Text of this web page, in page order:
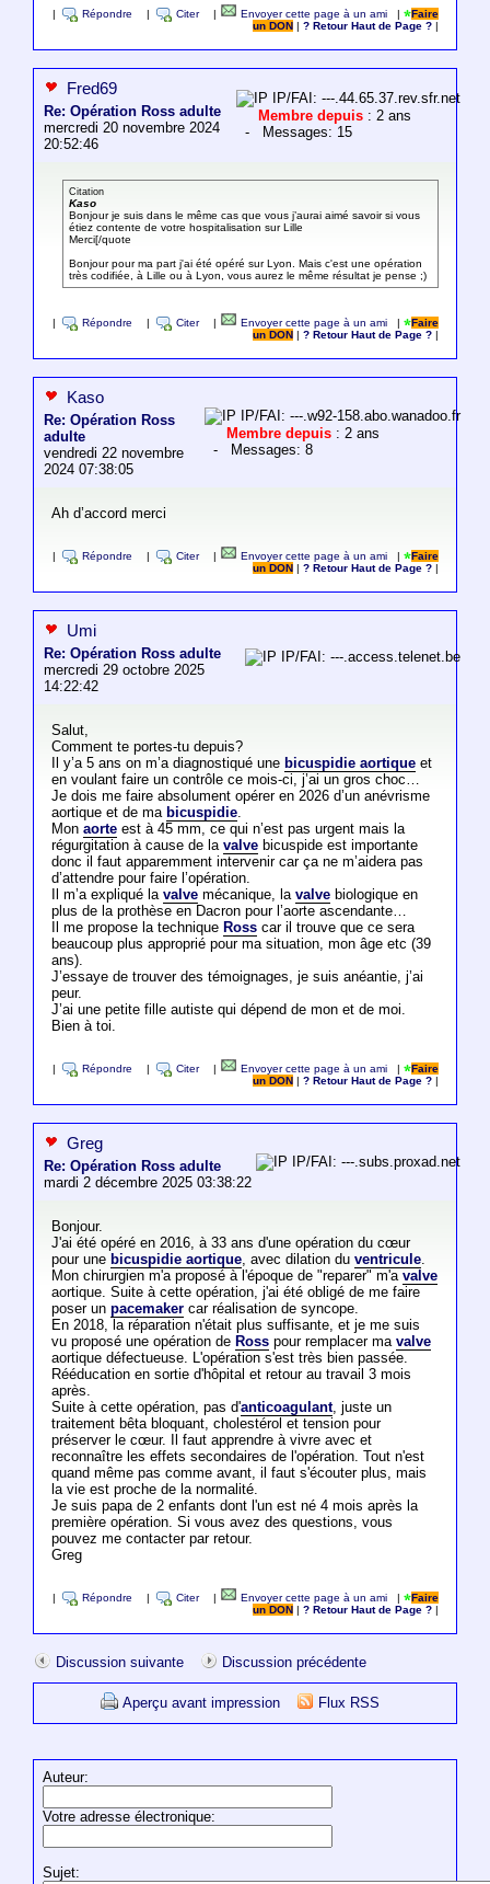
Répondre Citer Envoyer cette page à un ami |
Faire
un DON
|? Retour Haut de Page ?
Fred69
Re: Opération Ross adulte
mercredi 20 novembre 2024
20:52:46
IP/FAI: ---.44.65.37.rev.sfr.net
Membre depuis : 2 ans
- Messages: 15
Citation
Kaso
Bonjour je suis dans le même cas que vous j’aurai aimé savoir si vous
étiez contente de votre hospitalisation sur Lille
Merci[/quote
Bonjour pour ma part j'ai été opéré sur Lyon. Mais c'est une opération
très codifiée, à Lille ou à Lyon, vous aurez le même résultat je pense ;)
Répondre Citer Envoyer cette page à un ami |
Faire
un DON
|? Retour Haut de Page ?
Kaso
Re: Opération Ross
adulte
vendredi 22 novembre
2024 07:38:05
IP/FAI: ---.w92-158.abo.wanadoo.fr
Membre depuis : 2 ans
- Messages: 8
Ah d’accord merci
Répondre Citer Envoyer cette page à un ami |
Faire
un DON
|? Retour Haut de Page ?
Umi
Re: Opération Ross adulte
mercredi 29 octobre 2025
14:22:42
IP/FAI: ---.access.telenet.be
Salut,
Comment te portes-tu depuis?
Il y’a 5 ans on m’a diagnostiqué une bicuspidie aortiqueet
en voulant faire un contrôle ce mois-ci, j’ai un gros choc…
Je dois me faire absolument opérer en 2026 d’un anévrisme
aortique et de ma bicuspidie.
Mon aorteest à 45 mm, ce qui n’est pas urgent mais la
régurgitation à cause de la valvebicuspide est importante
donc il faut apparemment intervenir car ça ne m’aidera pas
d’attendre pour faire l’opération.
Il m’a expliqué la valvemécanique, la valvebiologique en
plus de la prothèse en Dacron pour l’aorte ascendante…
Il me propose la technique Rosscar il trouve que ce sera
beaucoup plus approprié pour ma situation, mon âge etc (39
ans).
J’essaye de trouver des témoignages, je suis anéantie, j’ai
peur.
J’ai une petite fille autiste qui dépend de mon et de moi.
Bien à toi.
Répondre Citer Envoyer cette page à un ami |
Faire
un DON
|? Retour Haut de Page ?
Greg
Re: Opération Ross adulte
mardi 2 décembre 2025 03:38:22
IP/FAI: ---.subs.proxad.net
Bonjour.
J'ai été opéré en 2016, à 33 ans d'une opération du cœur
pour une bicuspidie aortique, avec dilation du ventricule.
Mon chirurgien m'a proposé à l'époque de "reparer" m'a valve
aortique. Suite à cette opération, j'ai été obligé de me faire
poser un pacemakercar réalisation de syncope.
En 2018, la réparation n'était plus suffisante, et je me suis
vu proposé une opération de Rosspour remplacer ma valve
aortique défectueuse. L'opération s'est très bien passée.
Rééducation en sortie d'hôpital et retour au travail 3 mois
après.
Suite à cette opération, pas d'anticoagulant, juste un
traitement bêta bloquant, cholestérol et tension pour
préserver le cœur. Il faut apprendre à vivre avec et
reconnaître les effets secondaires de l'opération. Tout n'est
quand même pas comme avant, il faut s'écouter plus, mais
la vie est proche de la normalité.
Je suis papa de 2 enfants dont l'un est né 4 mois après la
première opération. Si vous avez des questions, vous
pouvez me contacter par retour.
Greg
Répondre Citer Envoyer cette page à un ami |
Faire
un DON
|? Retour Haut de Page ?
Discussion suivante Discussion précédente
Aperçu avant impression Flux RSS
Auteur:
Votre adresse électronique:
Sujet: